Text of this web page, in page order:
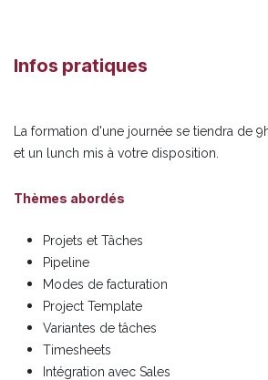
Infos pratiques
La formation d'une journée se tiendra de
et un lunch mis à votre disposition.
Thèmes abordés
Projets et Tâches
Pipeline
Modes de facturation
Project Template
Variantes de tâches
Timesheets
Intégration avec Sales